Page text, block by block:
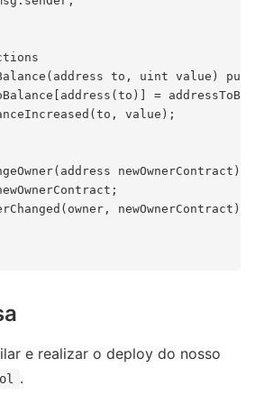
to, uint value)
=
value);
newOwnerContract)
newOwnerContract);
e realizar o deploy do nosso
.